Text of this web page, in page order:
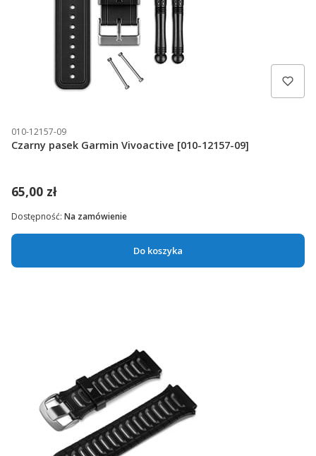
010-12157-09
Czarny pasek Garmin Vivoactive [010-12157-09]
65,00 zł
Do koszyka
Dostępność: Na zamówienie